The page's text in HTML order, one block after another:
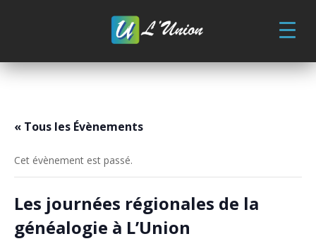
« Tous les Évènements
Cet évènement est passé.
Les journées régionales de la
généalogie à L’Union